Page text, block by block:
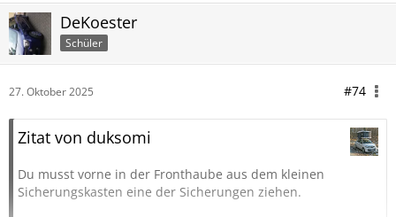
DeKoester
Schüler
27. Oktober 2025 #74
Zitat von duksomi
Du musst vorne in der Fronthaube aus dem kleinen
Sicherungskasten eine der Sicherungen ziehen.